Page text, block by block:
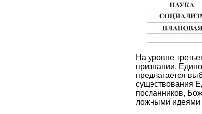
На уровне
признании,
предлагается
существования
посланников,
ложными идеями